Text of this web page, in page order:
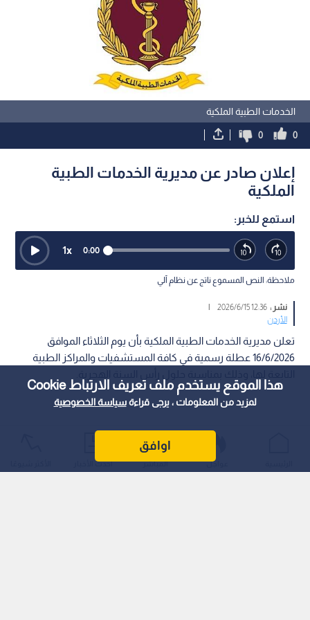
هذا الموقع يستخدم ملف تعريف الارتباط Cookie
لمزيد من المعلومات ، يرجى قراءةسياسة الخصوصية
اوافق
الخدمات الطبية الملكية
0
0
إعلان صادر عن مديرية الخدمات الطبية
الملكية
استمع للخبر:
0:00
1x
ملاحظة: النص المسموع ناتج عن نظام آلي
نشر :12:36 2026/6/15
|
الأردن
تعلن مديرية الخدمات الطبية الملكية بأن يوم الثلاثاء الموافق
16/6/2026 عطلة رسمية في كافة المستشفيات والمراكز الطبية
عواجل المباشر أحدث الأخبار